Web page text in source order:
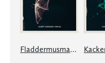
Fladdermusmannen